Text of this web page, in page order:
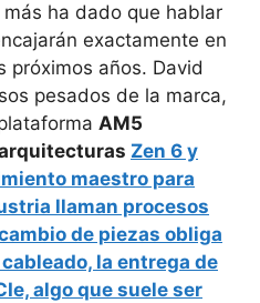
ha dado que hablar
exactamente en
próximos años. David
pesados de la marca,
AM5
Zen 6 y
maestro para
llaman procesos
de piezas obliga
la entrega de
algo que suele ser